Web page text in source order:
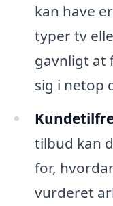
kan have
typer tv
gavnligt at
sig i netop
tilbud kan
for,
vurderet